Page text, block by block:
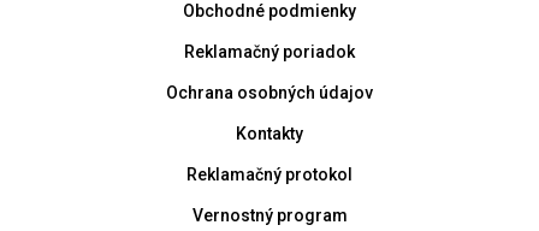
Obchodné podmienky
Reklamačný poriadok
Ochrana osobných údajov
Kontakty
Reklamačný protokol
Vernostný program